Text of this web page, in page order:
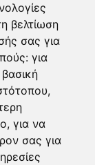
βελτίωση
σας για
για
,
, για να
σας για
Δήλωση
(ΕΕ)
LIVE